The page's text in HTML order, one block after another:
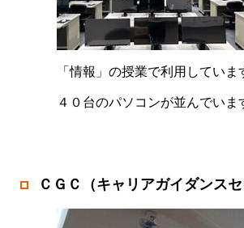
「情報」の授業で利用していま
４０台のパソコンが並んでいま
ＣＧＣ（キャリアガイダンスセ